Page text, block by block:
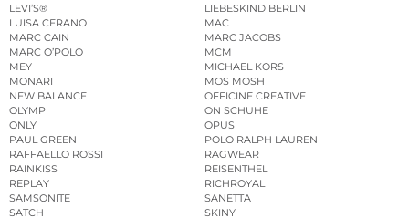
LEVI’S®
LIEBESKIND BERLIN
LUISA CERANO
MAC
MARC CAIN
MARC JACOBS
MARC O’POLO
MCM
MEY
MICHAEL KORS
MONARI
MOS MOSH
NEW BALANCE
OFFICINE CREATIVE
OLYMP
ON SCHUHE
ONLY
OPUS
PAUL GREEN
POLO RALPH LAUREN
RAFFAELLO ROSSI
RAGWEAR
RAINKISS
REISENTHEL
REPLAY
RICHROYAL
SAMSONITE
SANETTA
SATCH
SKINY